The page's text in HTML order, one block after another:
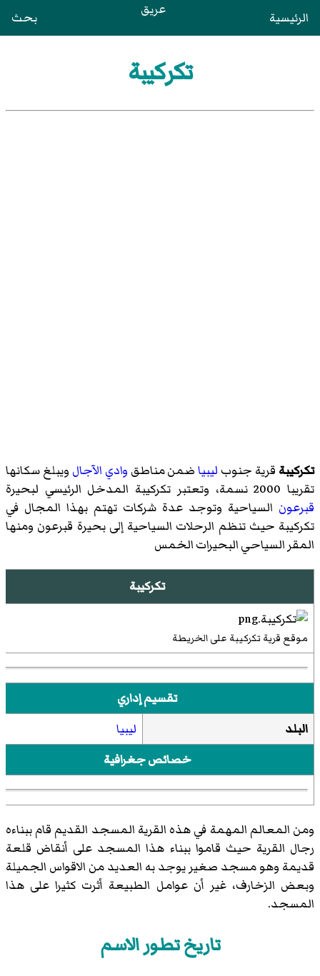
الرئيسية عريق بحث
تكركيبة
تكركيبة قرية جنوب ليبياضمن مناطق وادي الآجال ويبلغ سكانها
تقريبا 2000 نسمة، وتعتبر تكركيبة المدخل الرئيسي لبحيرة
قبرعون السياحية وتوجد عدة شركات تهتم بهذا المجال في
تكركيبة حيث تنظم الرحلات السياحية إلى بحيرة قبرعون ومنها
المقر السياحيالبحيرات الخمس
تكركيبة
موقع قرية تكركيبة على الخريطة
تقسيم إداري
البلد
ليبيا
خصائص جغرافية
ومن المعالم المهمة في هذه القرية المسجد القديم قام ببناءه
رجال القرية حيث قاموا ببناء هذا المسجد على أنقاض قلعة
قديمة وهو مسجد صغير يوجد به العديد من الاقواس الجميلة
وبعض الزخارف، غير أن عوامل الطبيعة أثرت كثيرا على هذا
المسجد.
تاريخ تطور الاسم